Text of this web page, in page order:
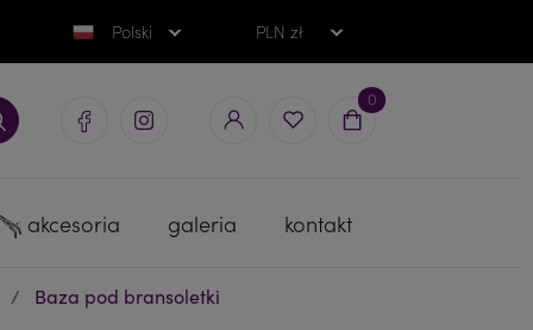
Polski PLN zł
0
akcesoria galeria kontakt
Baza pod bransoletki